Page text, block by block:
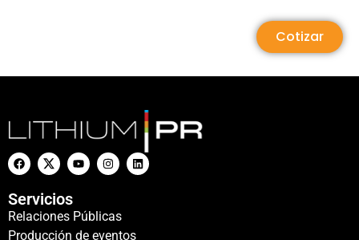
Cotizar
Servicios
Relaciones Públicas
Producción de eventos